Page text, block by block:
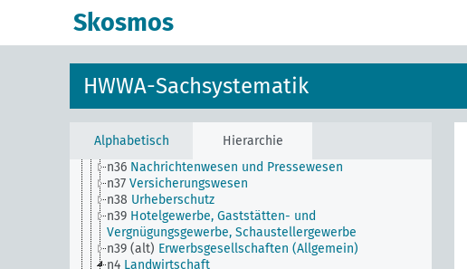
Skosmos
HWWA-Sachsystematik
Alphabetisch Hierarchie
n3 Bodenbesitzverhältnisse und Bodenpolitik,
n32 Seeschiffahrt
Binnenschiffahrt
Fernsprechwesen
n35
n36 Nachrichtenwesen und Pressewesen
n37 Versicherungswesen
n38 Urheberschutz
n39 Hotelgewerbe, Gaststätten- und
Vergnügungsgewerbe, Schaustellergewerbe
n39 (alt) Erwerbsgesellschaften (Allgemein)
n4 Landwirtschaft